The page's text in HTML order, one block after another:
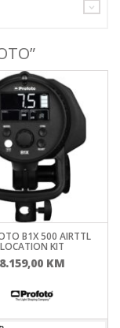
B1X 500 AIRTTL
LOCATION KIT
8.159,00 KM